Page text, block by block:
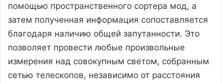
помощью пространственного сортера мод, а
затем полученная информация сопоставляется
благодаря наличию общей запутанности. Это
позволяет провести любые произвольные
измерения над совокупным светом, собранным
сетью телескопов, независимо от расстояния